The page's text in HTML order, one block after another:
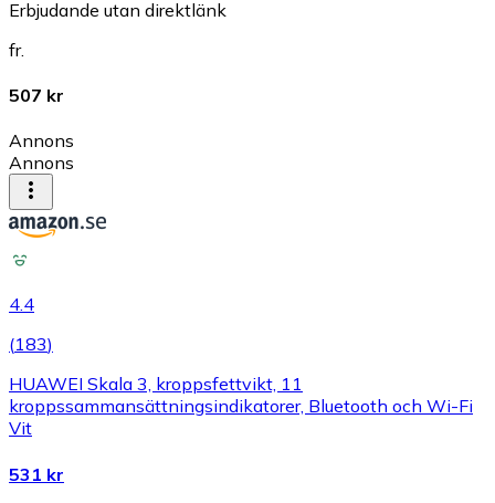
Erbjudande utan direktlänk
fr.
507 kr
Annons
Annons
4.4
(183)
HUAWEI Skala 3, kroppsfettvikt, 11
kroppssammansättningsindikatorer, Bluetooth och Wi-Fi
Vit
531 kr